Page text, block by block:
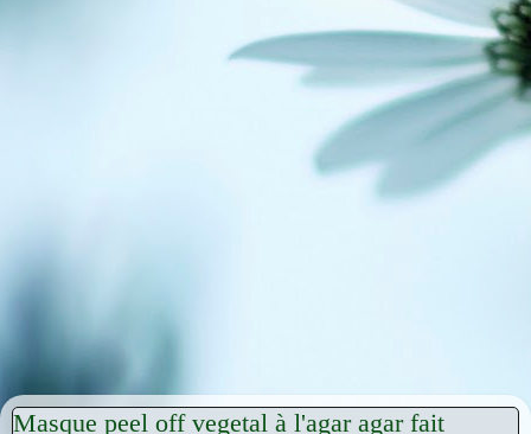
Masque peel off vegetal à l'agar agar fait